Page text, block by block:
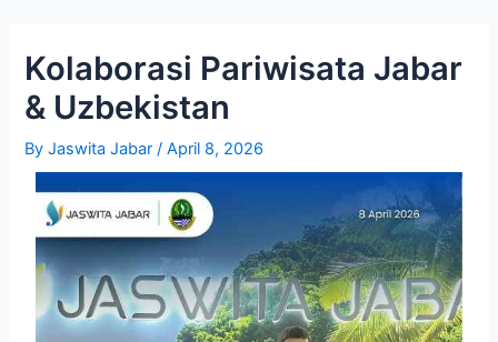
contentKolaborasi Pariwisata Jabar
& Uzbekistan
ByJaswita Jabar/April 8, 2026